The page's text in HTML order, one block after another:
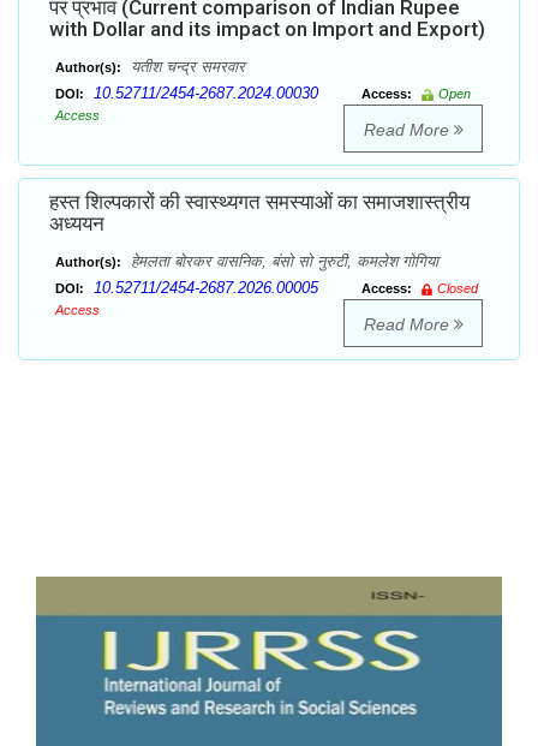
पर प्रभाव (Current comparison of Indian Rupee
with Dollar and its impact on Import and Export)
Author(s): यतीश चन्द्र समरवार
DOI: 10.52711/2454-2687.2024.00030 Access:
Open
Access
Read More
हस्त शिल्पकारों की स्वास्थ्यगत समस्याओं का समाजशास्त्रीय
अध्ययन
Author(s): हेमलता बोरकर वासनिक, बंसो सो नुरुटी, कमलेश गोगिया
DOI: 10.52711/2454-2687.2026.00005 Access:
Closed
Access
Read More